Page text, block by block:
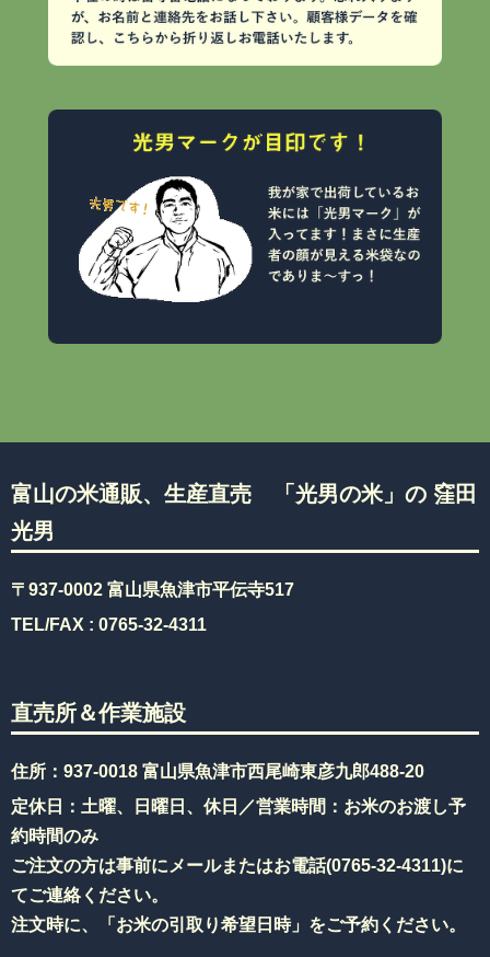
富山の米通販、生産直売 「光男の米」の 窪田
光男
〒937-0002 富山県魚津市平伝寺517
TEL/FAX : 0765-32-4311
直売所＆作業施設
住所：937-0018 富山県魚津市西尾崎東彦九郎488-20
定休日：土曜、日曜日、休日／営業時間：お米のお渡し予
約時間のみ
ご注文の方は事前にメールまたはお電話(0765-32-4311)に
てご連絡ください。
注文時に、「お米の引取り希望日時」をご予約ください。